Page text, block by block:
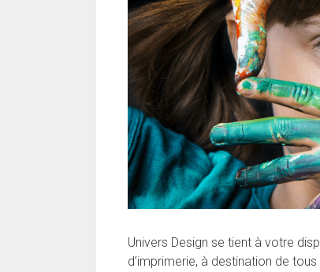
Univers Design se tient à votre
d’imprimerie, à destination de